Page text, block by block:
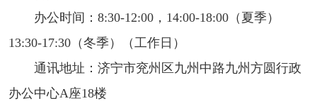
办公时间：8:30-12:00，14:00-18:00（夏季）
13:30-17:30（冬季）（工作日）
通讯地址：济宁市兖州区九州中路九州方圆行政
办公中心A座18楼